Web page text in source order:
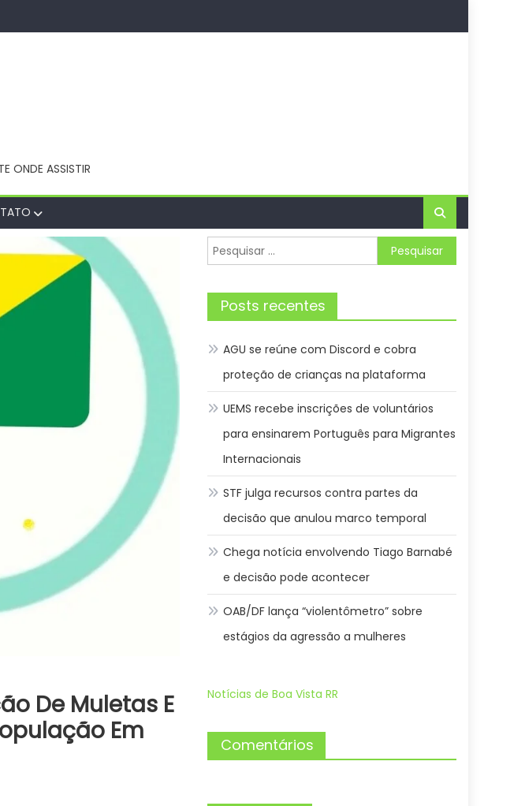
ONDE ASSISTIR
De Muletas E
Em
Pesquisar
por:
Posts recentes
AGU se reúne com Discord e cobra
proteção de crianças na plataforma
UEMS recebe inscrições de voluntários
para ensinarem Português para Migrantes
Internacionais
STF julga recursos contra partes da
decisão que anulou marco temporal
Chega notícia envolvendo Tiago Barnabé
e decisão pode acontecer
OAB/DF lança “violentômetro” sobre
estágios da agressão a mulheres
Notícias de Boa Vista RR
Comentários